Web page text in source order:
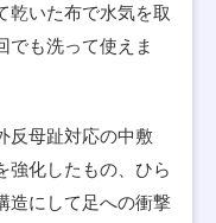
乾いた布で水気を取
でも洗って使えま
反母趾対応の中敷
強化したもの、ひら
造にして足への衝撃